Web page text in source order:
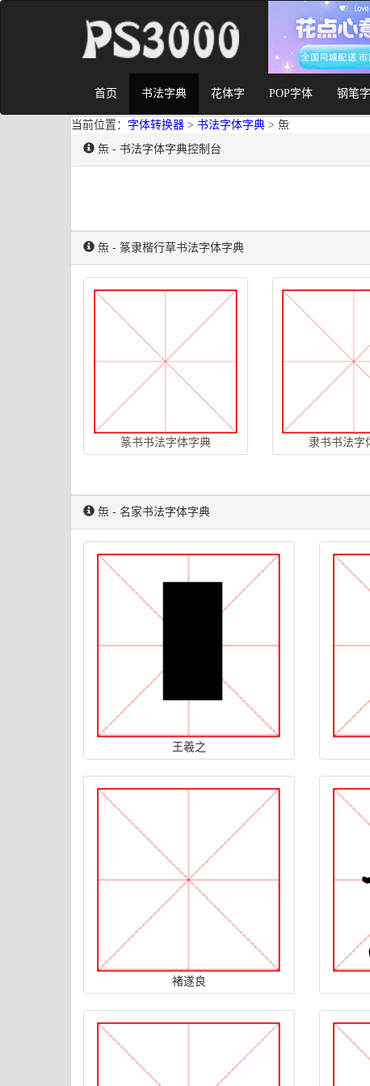
首页 书法字典 花体字 POP字体 钢笔字
当前位置： 字体转换器 > 书法字体字典 > 缹
缹 - 书法字体字典控制台
缹 - 篆隶楷行草书法字体字典
篆书书法字体字典 隶书书法字
缹 - 名家书法字体字典
王羲之
褚遂良